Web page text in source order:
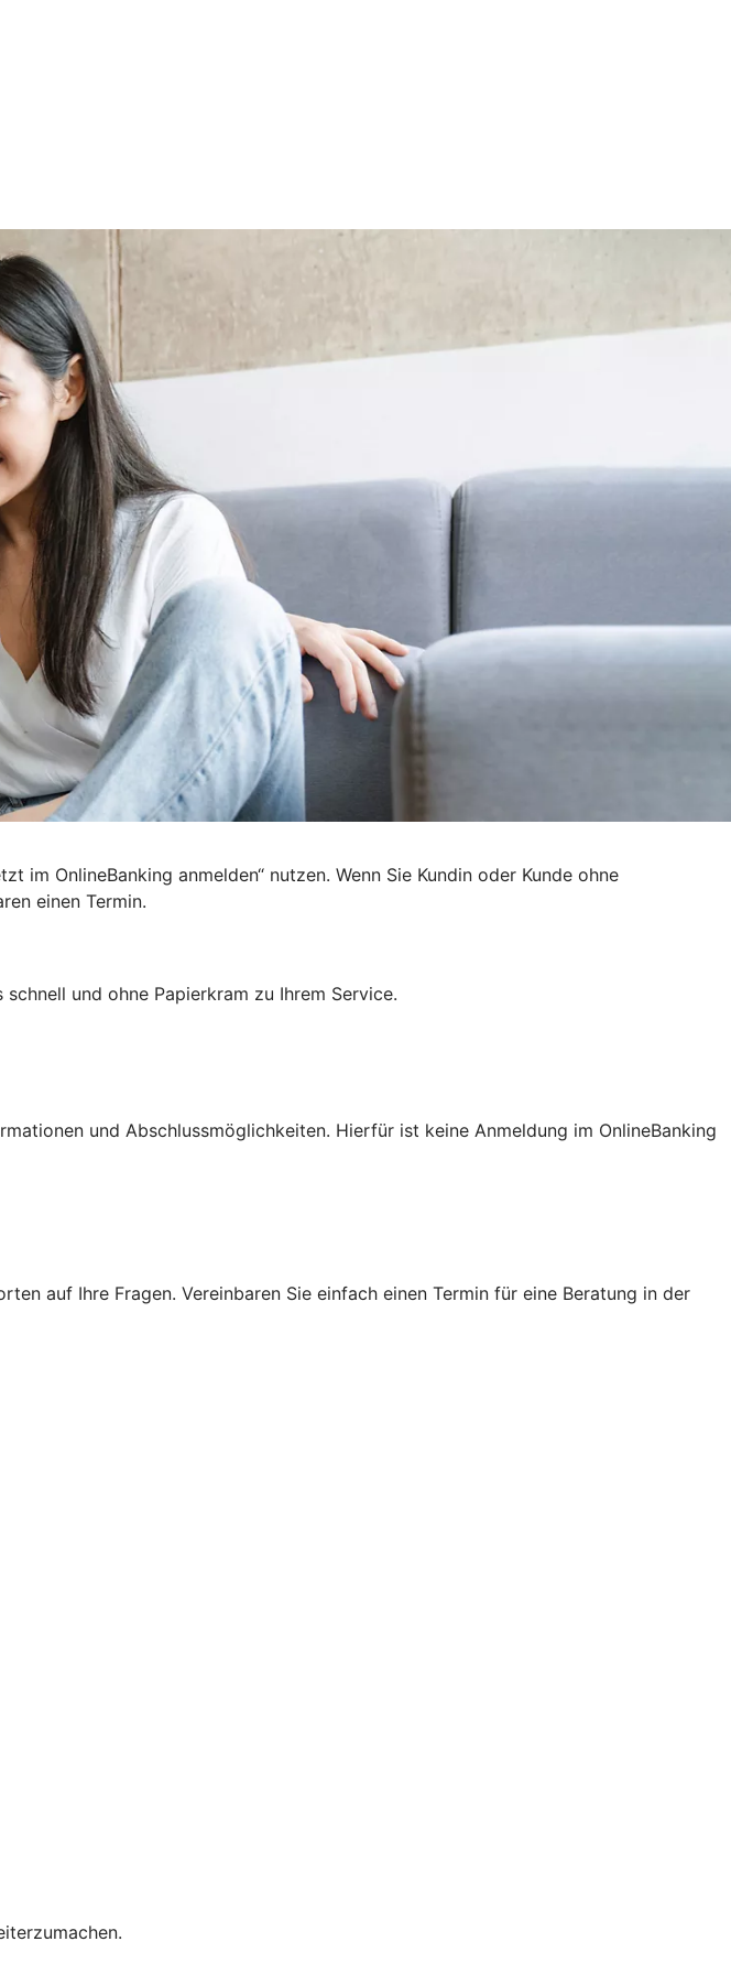
im OnlineBanking anmelden“ nutzen. Wenn Sie Kundin oder Kunde ohne
einen Termin.
und ohne Papierkram zu Ihrem Service.
und Abschlussmöglichkeiten. Hierfür ist keine Anmeldung im OnlineBanking
auf Ihre Fragen. Vereinbaren Sie einfach einen Termin für eine Beratung in der